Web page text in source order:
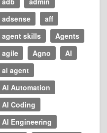
adsense
aff
agent skills
Agents
agile
Agno
AI
ai agent
AI Automation
AI Coding
AI Engineering